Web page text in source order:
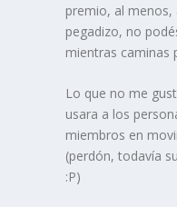
premio, al menos,
pegadizo, no
mientras caminas
Lo que no me
usara a los
miembros en
(perdón, todavía
:P)